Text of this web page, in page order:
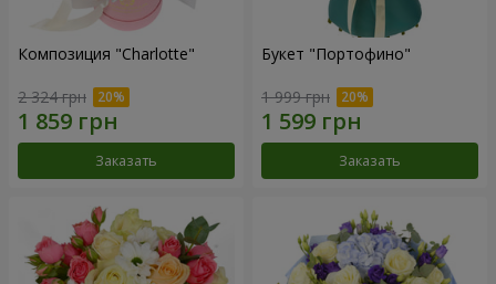
Композиция "Charlotte"
2 324 грн
Заказать
Букет "Портофино"
1 999 грн
Заказать